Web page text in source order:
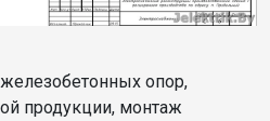
опор,
продукции, монтаж